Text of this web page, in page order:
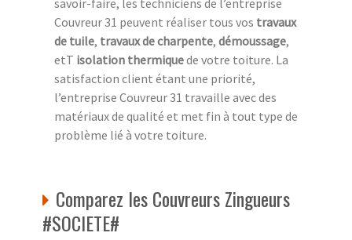
Couvreur 31 peuvent réaliser tous vos travaux
de tuile, travaux de charpente, démoussage,
etT isolation thermiquede votre toiture. La
satisfaction client étant une priorité,
l’entreprise Couvreur 31 travaille avec des
matériaux de qualité et met fin à tout type de
problème lié à votre toiture.
Comparez les Couvreurs Zingueurs
#SOCIETE#